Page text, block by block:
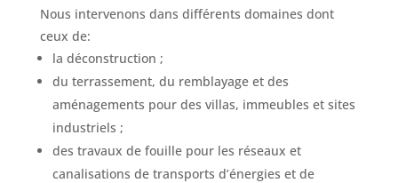
Nous intervenons dans différents domaines dont
ceux de:
la déconstruction ;
du terrassement, du remblayage et des
aménagements pour des villas, immeubles et sites
industriels ;
des travaux de fouille pour les réseaux et
canalisations de transports d’énergies et de